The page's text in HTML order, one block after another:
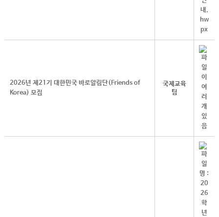
2026년 제21기 대한민국 바로알림단(Friends of
Korea) 모집
국제교육
팀